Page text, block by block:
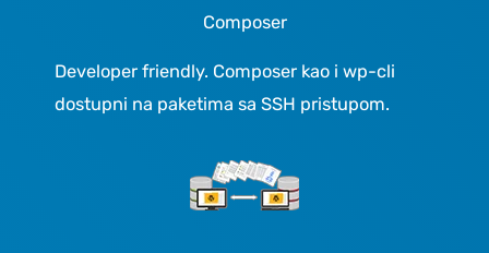
Composer
Developer friendly. Composer kao i wp-cli
dostupni na paketima sa SSH pristupom.